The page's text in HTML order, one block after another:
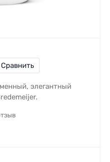
Сравнить
элегантный